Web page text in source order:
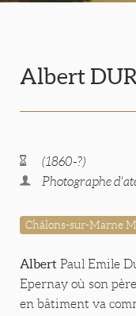
Albert
(1860-?)
Photographe
Châlons-sur-Marne
Albert Paul Emile
Epernay où son
en bâtiment va